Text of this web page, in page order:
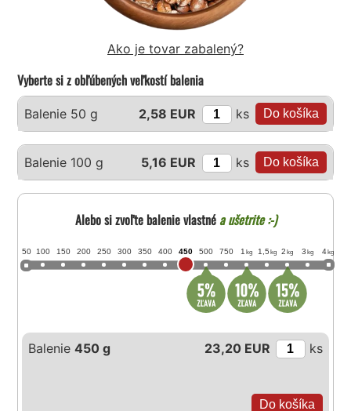
Ako je tovar zabalený?
Vyberte si z obľúbených veľkostí balenia
Balenie 50 g 2,58 EUR ks
Balenie 100 g 5,16 EUR ks
Alebo si zvoľte balenie vlastnéa ušetrite :-)
50 100 150 200 250 300 350 400 450 500 750 1 kg 1,5 kg 2 kg 3 kg 4 kg
Balenie450 g 23,20 EUR ks